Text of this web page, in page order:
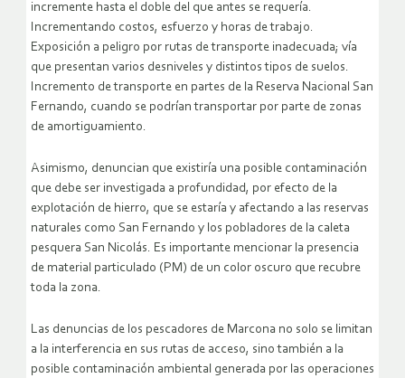
incremente hasta el doble del que antes se requería.
Incrementando costos, esfuerzo y horas de trabajo.
Exposición a peligro por rutas de transporte inadecuada; vía
que presentan varios desniveles y distintos tipos de suelos.
Incremento de transporte en partes de la Reserva Nacional San
Fernando, cuando se podrían transportar por parte de zonas
de amortiguamiento.
Asimismo, denuncian que existiría una posible contaminación
que debe ser investigada a profundidad, por efecto de la
explotación de hierro, que se estaría y afectando a las reservas
naturales como San Fernando y los pobladores de la caleta
pesquera San Nicolás. Es importante mencionar la presencia
de material particulado (PM) de un color oscuro que recubre
toda la zona.
Las denuncias de los pescadores de Marcona no solo se limitan
a la interferencia en sus rutas de acceso, sino también a la
posible contaminación ambiental generada por las operaciones